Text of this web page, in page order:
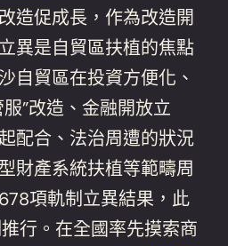
造促成長，作為改造開
異是自貿區扶植的焦點
自貿區在投資方便化、
”改造、金融開放立
配合、法治周遭的狀況
財產系統扶植等範疇周
項軌制立異結果，此
行。在全國率先摸索商